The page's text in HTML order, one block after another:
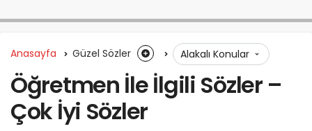
Anasayfa Güzel Sözler Alakalı Konular
Öğretmen İle İlgili Sözler –
Çok İyi Sözler